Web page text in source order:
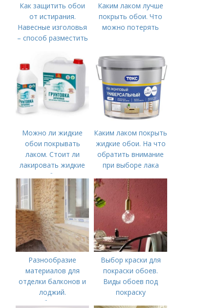
Как защитить обои
от истирания.
Навесные изголовья
– способ разместить
пачкая обои
Каким лаком лучше
покрыть обои. Что
можно потерять
Можно ли жидкие
обои покрывать
лаком. Стоит ли
лакировать жидкие
обои
Каким лаком покрыть
жидкие обои. На что
обратить внимание
при выборе лака
Разнообразие
материалов для
отделки балконов и
лоджий.
Особенности
Выбор краски для
покраски обоев.
Виды обоев под
покраску